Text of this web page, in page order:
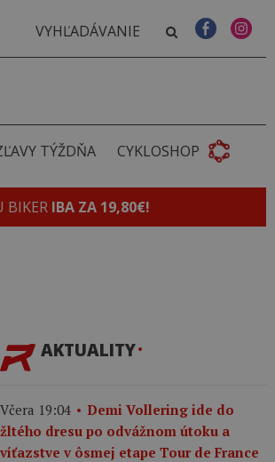
TÝŽDŇA CYKLOSHOP
BIKER IBA ZA 19,80€!
AKTUALITY
Včera 19:04
Demi Vollering ide do
žltého dresu po odvážnom útoku a
víťazstve v ôsmej etape Tour de France